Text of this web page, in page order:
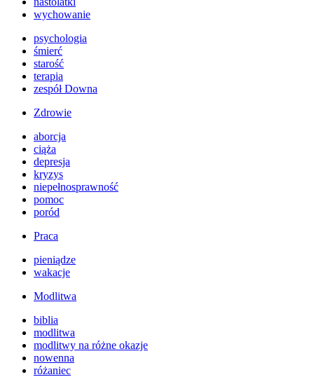
wychowanie
psychologia
śmierć
starość
terapia
zespół Downa
Zdrowie
aborcja
ciąża
depresja
kryzys
niepełnosprawność
pomoc
poród
Praca
pieniądze
wakacje
Modlitwa
biblia
modlitwa
modlitwy na różne okazje
nowenna
różaniec